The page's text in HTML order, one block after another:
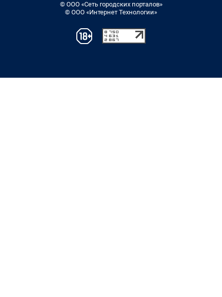
© ООО «Сеть городских порталов»
© ООО «Интернет Технологии»